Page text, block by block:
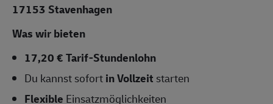
17153 Stavenhagen
Was wir bieten
17,20 € Tarif-Stundenlohn
Du kannst sofortin Vollzeit starten
Flexible Einsatzmöglichkeiten